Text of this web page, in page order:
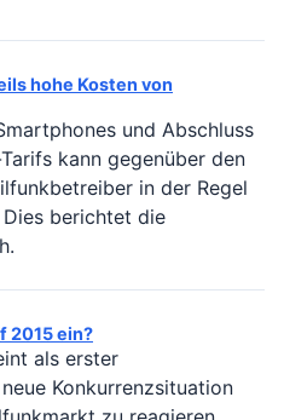
hohe Kosten von
und Abschluss
kann gegenüber den
in der Regel
berichtet die
2015 ein?
als erster
Konkurrenzsituation